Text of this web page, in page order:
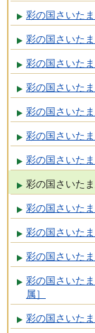
彩の国さいた
彩の国さいた
彩の国さいた
彩の国さいた
彩の国さいた
彩の国さいた
彩の国さいた
彩の国さいた
彩の国さいた
彩の国さいた
彩の国さいた
彩の国さいた
属］
彩の国さいた